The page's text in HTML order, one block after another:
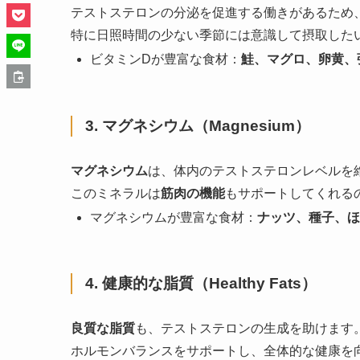
テストステロンの分泌を促進する働きがあるため
特に日照時間の少ない季節には意識して摂取した
ビタミンDが豊富な食材： 鮭、マグロ、卵黄
3. マグネシウム（Magnesium）
マグネシウムは、体内のテストステロンレベル
このミネラルは筋肉の機能もサポートしてくれる
マグネシウムが豊富な食材： ナッツ、種子、
4. 健康的な脂質（Healthy Fats）
良質な脂質も、テストステロンの生成を助けます
ホルモンバランスをサポートし、全体的な健康を